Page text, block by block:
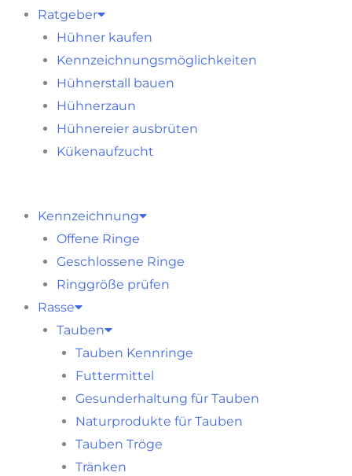
Ratgeber
Hühner kaufen
Kennzeichnungsmöglichkeiten
Hühnerstall bauen
Hühnerzaun
Hühnereier ausbrüten
Kükenaufzucht
Kennzeichnung
Offene Ringe
Geschlossene Ringe
Ringgröße prüfen
Rasse
Tauben
Tauben Kennringe
Futtermittel
Gesunderhaltung für Tauben
Naturprodukte für Tauben
Tauben Tröge
Tränken